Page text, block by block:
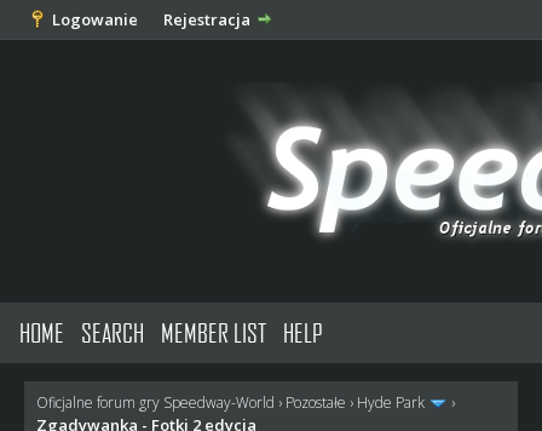
Logowanie Rejestracja
HOME SEARCH MEMBER LIST HELP
Oficjalne forum gry Speedway-World › Pozostałe › Hyde Park ›
Zgadywanka - Fotki 2 edycja